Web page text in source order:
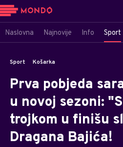
Naslovna Najnovije Info Sport
Sport Košarka
Prva pobjeda
u novoj sezoni:
trojkom u finišu
Dragana Bajića!